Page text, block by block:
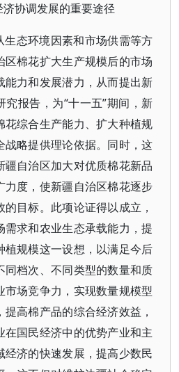
济协调发展的重要途径
生态环境因素和市场供需等方
棉花扩大生产规模后的市场
能力和发展潜力，从而提出新
报告，为“十一五”期间，新
花综合生产能力、扩大种植规
战略提供理论依据。同时，这
自治区加大对优质棉花新品
力度，使新疆自治区棉花逐步
目标。此项论证得以成立，
需求和农业生态承载能力，提
植规模这一设想，以满足今后
同档次、不同类型的数量和质
场竞争力，实现数量规模型
高棉产品的综合经济效益，
国民经济中的优势产业和主
济的快速发展，提高少数民